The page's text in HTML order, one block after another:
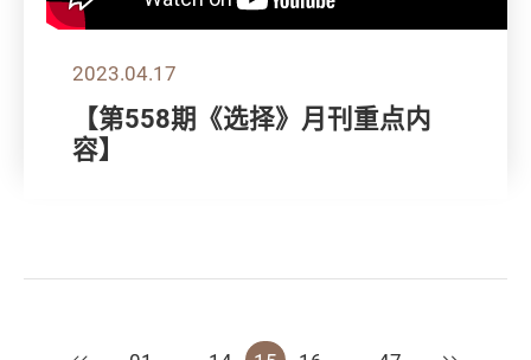
2023.04.17
【第558期《选择》月刊重点内
容】